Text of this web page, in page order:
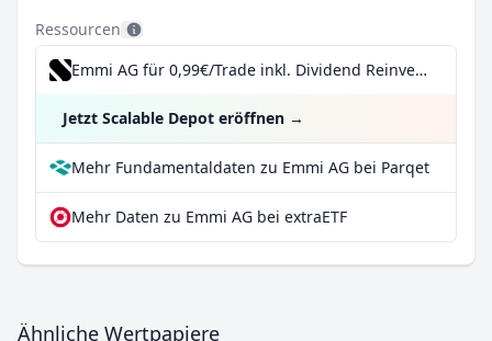
Ressourcen
Emmi AG für 0,99€/Trade inkl. Dividend Reinvestment Plan
Jetzt Scalable Depot eröffnen →
Mehr Fundamentaldaten zu Emmi AG bei Parqet
Mehr Daten zu Emmi AG bei extraETF
Ähnliche Wertpapiere